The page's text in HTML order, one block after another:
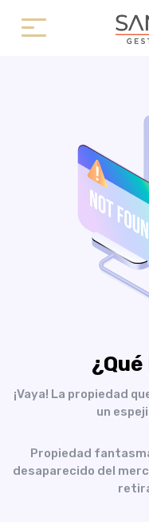
¡Vaya! La propiedad
un
Propiedad
desaparecido del